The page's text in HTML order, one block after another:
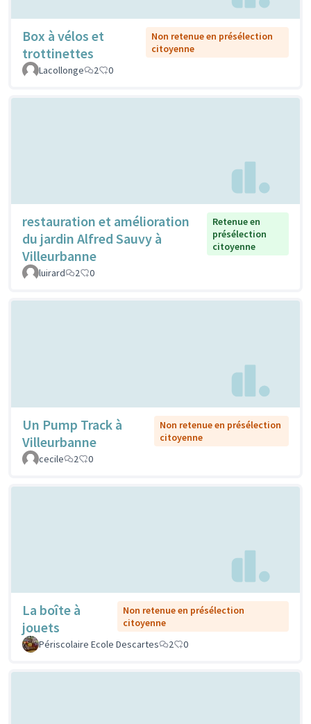
Box à vélos et
trottinettes
Non retenue en présélection
citoyenne
Lacollonge
2 0
restauration et amélioration
du jardin Alfred Sauvy à
Villeurbanne
Retenue en
présélection
citoyenne
luirard 2 0
Un Pump Track à
Villeurbanne
Non retenue en présélection
citoyenne
cecile
2 0
La boîte à
jouets
Non retenue en présélection
citoyenne
Périscolaire Ecole Descartes
2 0